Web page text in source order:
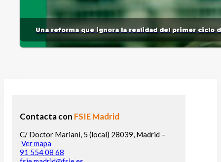
Una reforma que ignora la realidad del primer ciclo
Contacta con FSIE Madrid
C/ Doctor Mariani, 5 (local) 28039, Madrid –
Ver mapa
91 554 08 68